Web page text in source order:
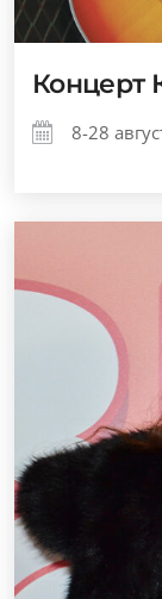
Концерт
8-28